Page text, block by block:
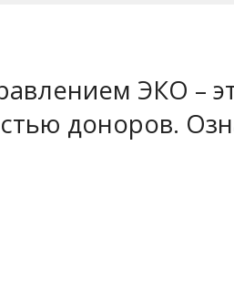
ЭКО –
доноров.